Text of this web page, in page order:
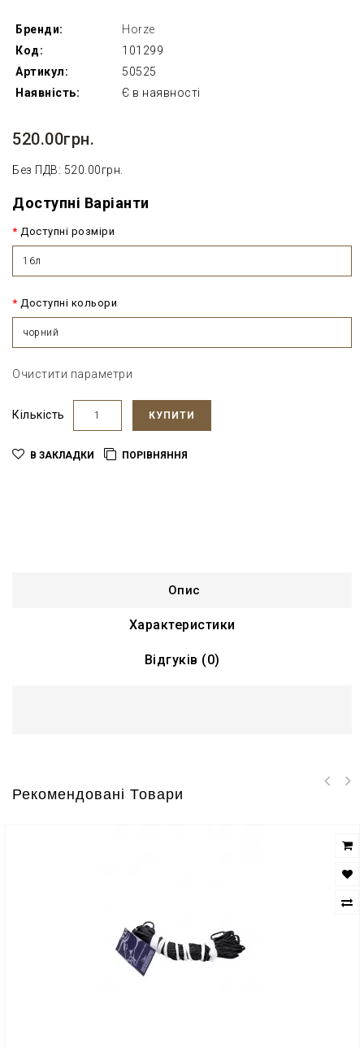
Бренди:
Horze
Код:
101299
Артикул:
50525
Наявність:
Є в наявності
520.00грн.
Без ПДВ: 520.00грн.
Доступні Варіанти
Доступні розміри
16л
Доступні кольори
чорний
Очистити параметри
Кількість КУПИТИ
В ЗАКЛАДКИ ПОРІВНЯННЯ
Опис
Характеристики
Відгуків (0)
Рекомендовані Товари